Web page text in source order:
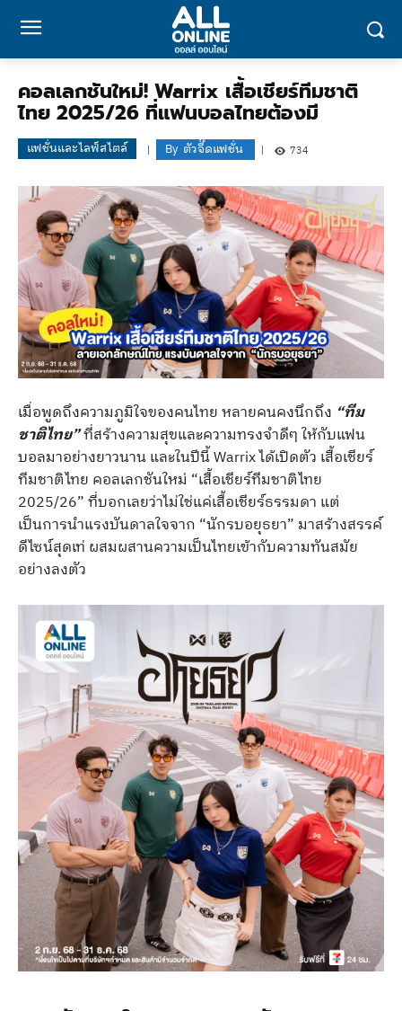
คอลเลกชันใหม่! Warrix เสื้อเชียร์ทีมชาติ
ไทย 2025/26 ที่แฟนบอลไทยต้องมี
แฟชั่นและไลฟ์สไตล์ By ตัวจี๊ดแฟชั่น 734
เมื่อพูดถึงความภูมิใจของคนไทย หลายคนคงนึกถึง “ทีม
ชาติไทย”ที่สร้างความสุขและความทรงจำดีๆ ให้กับแฟน
บอลมาอย่างยาวนาน และในปีนี้ Warrix ได้เปิดตัว เสื้อเชียร์
ทีมชาติไทย คอลเลกชันใหม่ “เสื้อเชียร์ทีมชาติไทย
2025/26” ที่บอกเลยว่าไม่ใช่แค่เสื้อเชียร์ธรรมดา แต่
เป็นการนำแรงบันดาลใจจาก “นักรบอยุธยา” มาสร้างสรรค์
ดีไซน์สุดเท่ ผสมผสานความเป็นไทยเข้ากับความทันสมัย
อย่างลงตัว